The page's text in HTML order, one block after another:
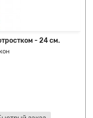
- 24 см.